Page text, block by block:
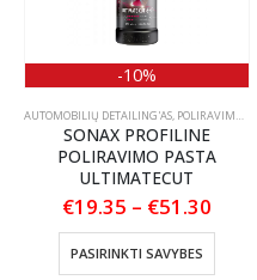
-10%
AUTOMOBILIŲ DETAILING'AS, POLIRAVIMAS
SONAX PROFILINE
POLIRAVIMO PASTA
ULTIMATECUT
€19.35 – €51.30
PASIRINKTI SAVYBES
This product has multiple variants. The options may be chosen on the product page